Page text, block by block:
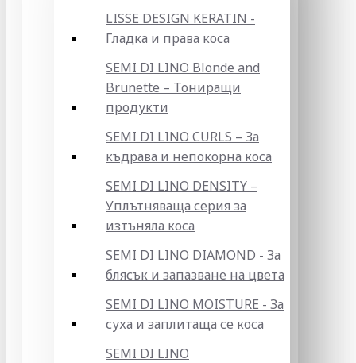
LISSE DESIGN KERATIN -
Гладка и права коса
SEMI DI LINO Blonde and
Brunette – Тониращи
продукти
SEMI DI LINO CURLS – За
къдрава и непокорна коса
SEMI DI LINO DENSITY –
Уплътняваща серия за
изтъняла коса
SEMI DI LINO DIAMOND - За
блясък и запазване на цвета
SEMI DI LINO MOISTURE - За
суха и заплитаща се коса
SEMI DI LINO